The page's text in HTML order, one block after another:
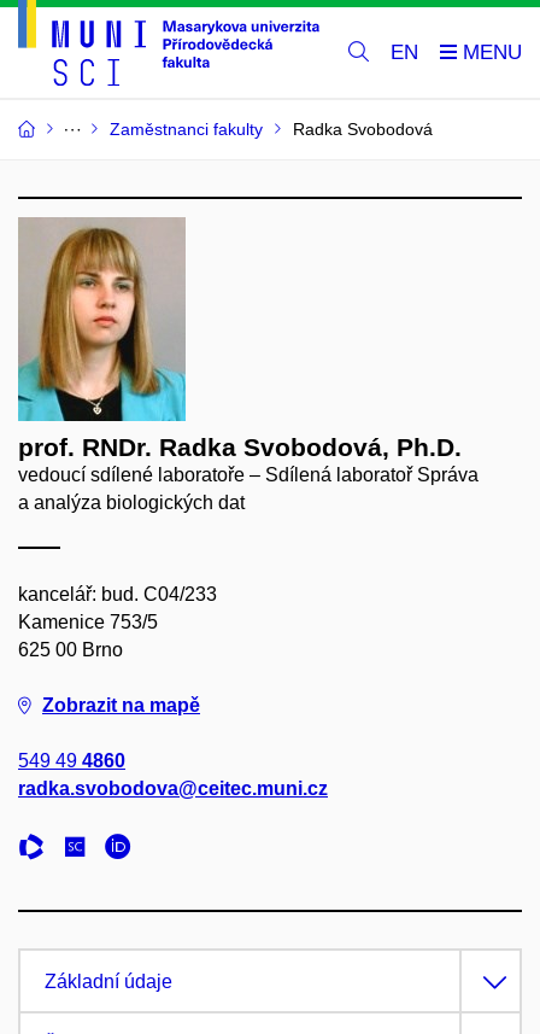
EN
Zaměstnanci fakulty Radka Svobodová
prof. RNDr. Radka Svobodová, Ph.D.
vedoucí sdílené laboratoře – Sdílená laboratoř Správa
a analýza biologických dat
kancelář: bud. C04/233
Kamenice 753/5
625 00 Brno
Zobrazit na mapě
549 49 4860
radka.svobodova@ceitec.muni.cz
Základní údaje